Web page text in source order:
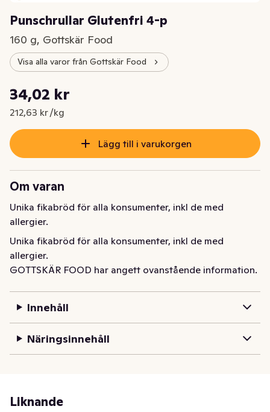
Punschrullar Glutenfri 4-p
160 g, Gottskär Food
Visa alla varor från Gottskär Food
Nuvarande pris är: 34,02 kr
34,02 kr
212,63 kr /kg
Styckpris: 212,63 kr /kg
Lägg till i varukorgen
Om varan
Unika fikabröd för alla konsumenter, inkl de med
allergier.
Unika fikabröd för alla konsumenter, inkl de med
allergier.
GOTTSKÄR FOOD har angett ovanstående information.
Innehåll
Näringsinnehåll
Liknande